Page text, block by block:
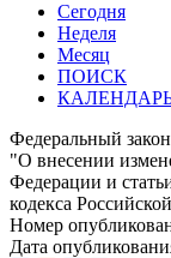
Сегодня
Неделя
Месяц
ПОИСК
Федеральный
"О внесении
Федерации и
кодекса
Номер
Дата